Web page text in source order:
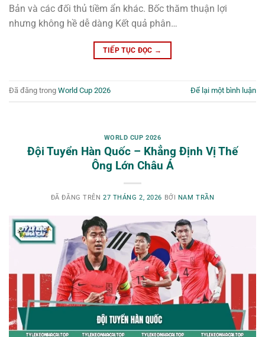
Bản và các đối thủ tiềm ẩn khác. Bốc thăm thuận lợi
nhưng không hề dễ dàng Kết quả phân…
TIẾP TỤC ĐỌC →
Đã đăng trong World Cup 2026 Để lại một bình luận
WORLD CUP 2026
Đội Tuyển Hàn Quốc – Khẳng Định Vị Thế
Ông Lớn Châu Á
ĐÃ ĐĂNG TRÊN 27 THÁNG 2, 2026 BỞI NAM TRẦN